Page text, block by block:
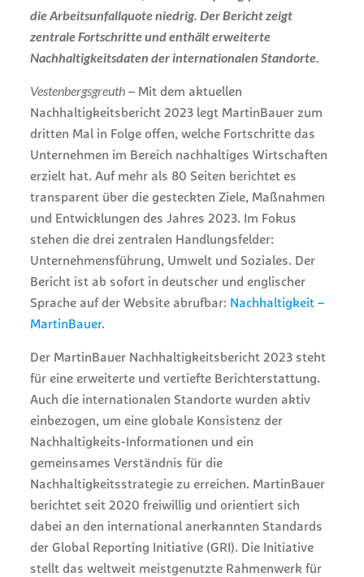
die Arbeitsunfallquote niedrig. Der Bericht zeigt
zentrale Fortschritte und enthält erweiterte
Nachhaltigkeitsdaten der internationalen Standorte.
Vestenbergsgreuth– Mit dem aktuellen
Nachhaltigkeitsbericht 2023 legt MartinBauer zum
dritten Mal in Folge offen, welche Fortschritte das
Unternehmen im Bereich nachhaltiges Wirtschaften
erzielt hat. Auf mehr als 80 Seiten berichtet es
transparent über die gesteckten Ziele, Maßnahmen
und Entwicklungen des Jahres 2023. Im Fokus
stehen die drei zentralen Handlungsfelder:
Unternehmensführung, Umwelt und Soziales. Der
Bericht ist ab sofort in deutscher und englischer
Sprache auf der Website abrufbar: Nachhaltigkeit –
MartinBauer.
Der MartinBauer Nachhaltigkeitsbericht 2023 steht
für eine erweiterte und vertiefte Berichterstattung.
Auch die internationalen Standorte wurden aktiv
einbezogen, um eine globale Konsistenz der
Nachhaltigkeits-Informationen und ein
gemeinsames Verständnis für die
Nachhaltigkeitsstrategie zu erreichen. MartinBauer
berichtet seit 2020 freiwillig und orientiert sich
dabei an den international anerkannten Standards
der Global Reporting Initiative (GRI). Die Initiative
stellt das weltweit meistgenutzte Rahmenwerk für